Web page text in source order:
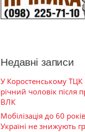
Недавні записи
У Коростенському
річний чоловік після
ВЛК
Мобілізація до 60
Україні не знижують